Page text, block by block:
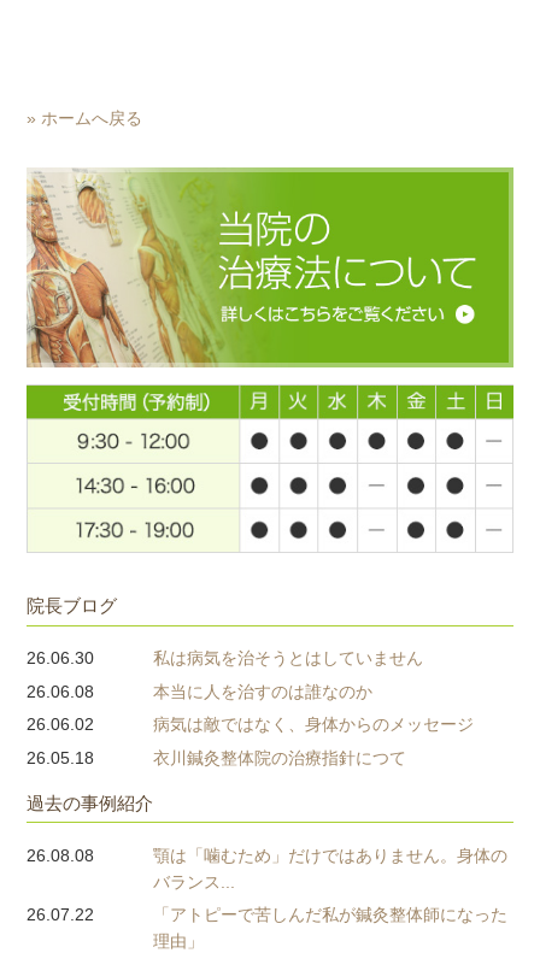
» ホームへ戻る
院長ブログ
26.06.30
私は病気を治そうとはしていません
26.06.08
本当に人を治すのは誰なのか
26.06.02
病気は敵ではなく、身体からのメッセージ
26.05.18
衣川鍼灸整体院の治療指針につて
過去の事例紹介
26.08.08
顎は「噛むため」だけではありません。身体の
バランス...
26.07.22
「アトピーで苦しんだ私が鍼灸整体師になった
理由」